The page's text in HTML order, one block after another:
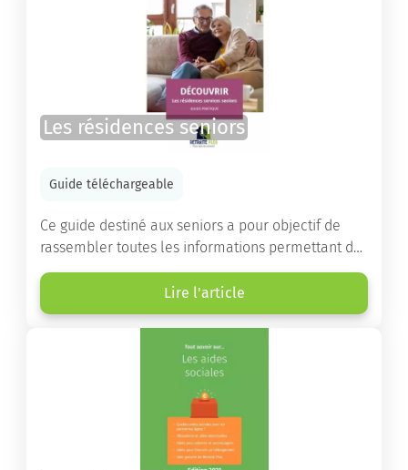
Les résidences seniors
Guide téléchargeable
Ce guide destiné aux seniors a pour objectif de
rassembler toutes les informations permettant de
choisir la résidence services seniors adaptée.
Lire l'article